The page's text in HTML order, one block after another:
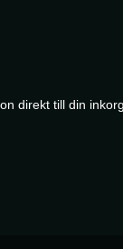
direkt till din